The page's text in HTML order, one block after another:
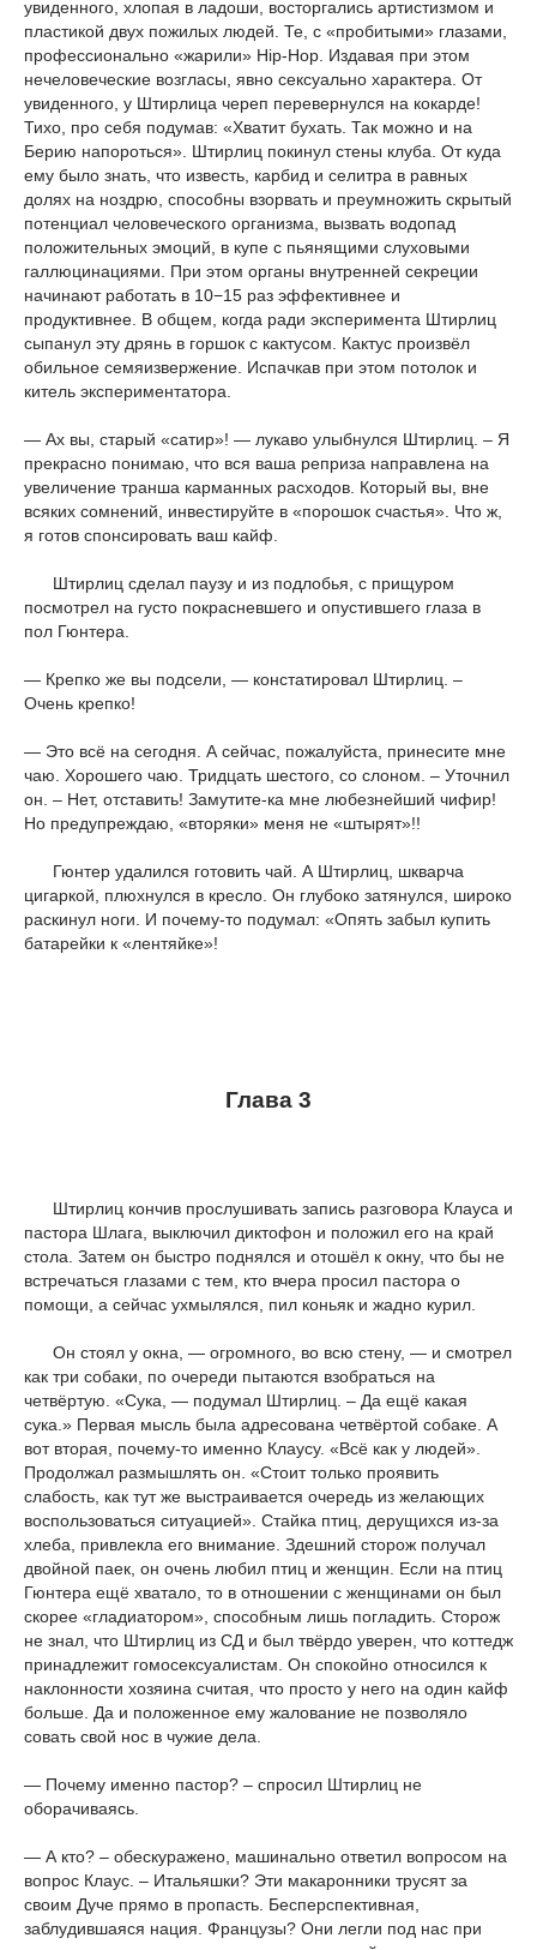
увиденного, хлопая в ладоши, восторгались артистизмом и
пластикой двух пожилых людей. Те, с «пробитыми» глазами,
профессионально «жарили» Hip-Hop . Издавая при этом
нечеловеческие возгласы, явно сексуально характера. От
увиденного, у Штирлица череп перевернулся на кокарде!
Тихо, про себя подумав: «Хватит бухать. Так можно и на
Берию напороться». Штирлиц покинул стены клуба. От куда
ему было знать, что известь, карбид и селитра в равных
долях на ноздрю, способны взорвать и преумножить скрытый
потенциал человеческого организма, вызвать водопад
положительных эмоций, в купе с пьянящими слуховыми
галлюцинациями. При этом органы внутренней секреции
начинают работать в 10−15 раз эффективнее и
продуктивнее. В общем, когда ради эксперимента Штирлиц
сыпанул эту дрянь в горшок с кактусом. Кактус произвёл
обильное семяизвержение. Испачкав при этом потолок и
китель экспериментатора.
— Ах вы, старый «сатир»! — лукаво улыбнулся Штирлиц. – Я
прекрасно понимаю, что вся ваша реприза направлена на
увеличение транша карманных расходов. Который вы, вне
всяких сомнений, инвестируйте в «порошок счастья». Что ж,
я готов спонсировать ваш кайф.
Штирлиц сделал паузу и из подлобья, с прищуром
посмотрел на густо покрасневшего и опустившего глаза в
пол Гюнтера.
— Крепко же вы подсели, — констатировал Штирлиц. –
Очень крепко!
— Это всё на сегодня. А сейчас, пожалуйста, принесите мне
чаю. Хорошего чаю. Тридцать шестого, со слоном. – Уточнил
он. – Нет, отставить! Замутите-ка мне любезнейший чифир!
Но предупреждаю, «вторяки» меня не «штырят»!!
Гюнтер удалился готовить чай. А Штирлиц, шкварча
цигаркой, плюхнулся в кресло. Он глубоко затянулся, широко
раскинул ноги. И почему-то подумал: «Опять забыл купить
батарейки к «лентяйке»!
Глава 3
Штирлиц кончив прослушивать запись разговора Клауса и
пастора Шлага, выключил диктофон и положил его на край
стола. Затем он быстро поднялся и отошёл к окну, что бы не
встречаться глазами с тем, кто вчера просил пастора о
помощи, а сейчас ухмылялся, пил коньяк и жадно курил.
Он стоял у окна, — огромного, во всю стену, — и смотрел
как три собаки, по очереди пытаются взобраться на
четвёртую. «Сука, — подумал Штирлиц. – Да ещё какая
сука.» Первая мысль была адресована четвёртой собаке. А
вот вторая, почему-то именно Клаусу. «Всё как у людей».
Продолжал размышлять он. «Стоит только проявить
слабость, как тут же выстраивается очередь из желающих
воспользоваться ситуацией». Стайка птиц, дерущихся из-за
хлеба, привлекла его внимание. Здешний сторож получал
двойной паек, он очень любил птиц и женщин. Если на птиц
Гюнтера ещё хватало, то в отношении с женщинами он был
скорее «гладиатором», способным лишь погладить. Сторож
не знал, что Штирлиц из СД и был твёрдо уверен, что коттедж
принадлежит гомосексуалистам. Он спокойно относился к
наклонности хозяина считая, что просто у него на один кайф
больше. Да и положенное ему жалование не позволяло
совать свой нос в чужие дела.
— Почему именно пастор? – спросил Штирлиц не
оборачиваясь.
— А кто? – обескуражено, машинально ответил вопросом на
вопрос Клаус. – Итальяшки? Эти макаронники трусят за
своим Дуче прямо в пропасть. Бесперспективная,
заблудившаяся нация. Французы? Они легли под нас при